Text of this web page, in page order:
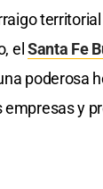
elSanta Fe
poderosa
y